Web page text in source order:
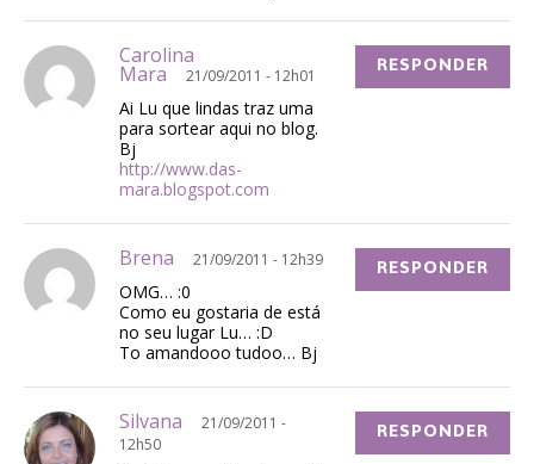
Carolina
Mara 21/09/2011 - 12h01
Ai Lu que lindas traz uma
para sortear aqui no blog.
Bj
http://www.das-
mara.blogspot.com
RESPONDER
Brena 21/09/2011 - 12h39
OMG… :0
Como eu gostaria de está
no seu lugar Lu… :D
To amandooo tudoo… Bj
RESPONDER
Silvana
21/09/2011 -
12h50
RESPONDER